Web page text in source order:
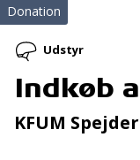
Donation
Udstyr
Indkøb
KFUM